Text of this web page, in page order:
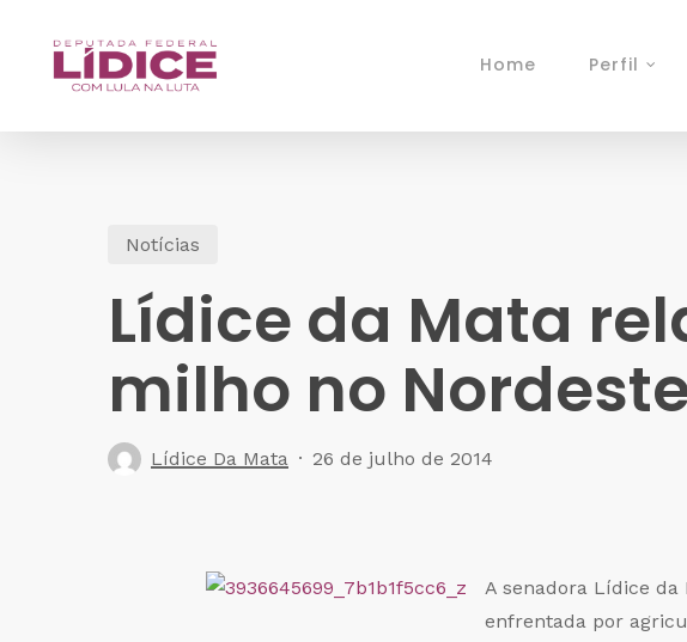
Home Perfil
Notícias
Lídice da Mata
milho no
Lídice Da Mata 26 de julho de 2014
A senadora Lídice
enfrentada por